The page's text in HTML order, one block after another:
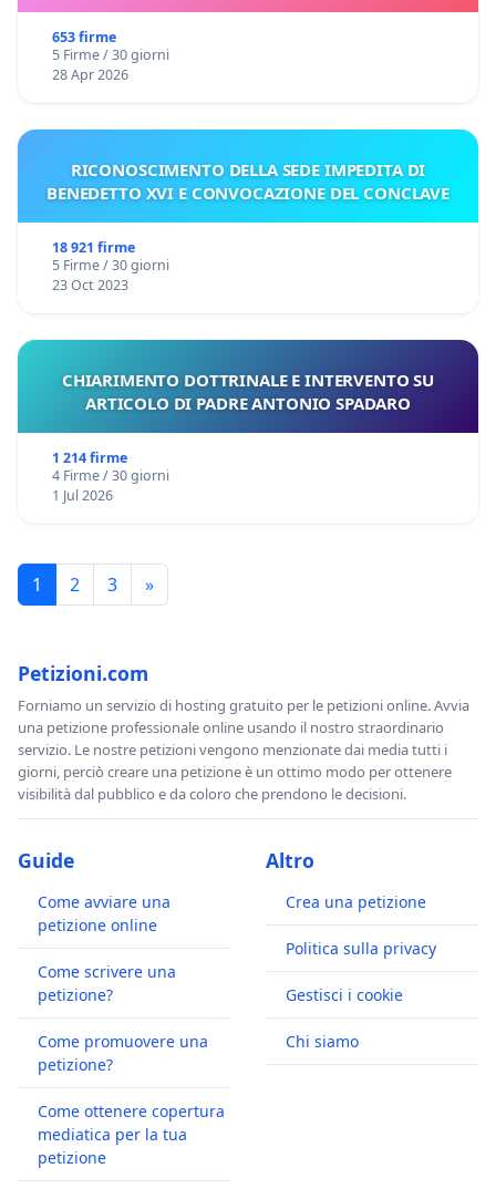
653 firme
5 Firme / 30 giorni
28 Apr 2026
RICONOSCIMENTO DELLA SEDE IMPEDITA DI
BENEDETTO XVI E CONVOCAZIONE DEL CONCLAVE
18 921 firme
5 Firme / 30 giorni
23 Oct 2023
CHIARIMENTO DOTTRINALE E INTERVENTO SU
ARTICOLO DI PADRE ANTONIO SPADARO
1 214 firme
4 Firme / 30 giorni
1 Jul 2026
1 2 3 »
Petizioni.com
Forniamo un servizio di hosting gratuito per le petizioni online. Avvia
una petizione professionale online usando il nostro straordinario
servizio. Le nostre petizioni vengono menzionate dai media tutti i
giorni, perciò creare una petizione è un ottimo modo per ottenere
visibilità dal pubblico e da coloro che prendono le decisioni.
Guide
Come avviare una
petizione online
Come scrivere una
petizione?
Come promuovere una
petizione?
Come ottenere copertura
mediatica per la tua
petizione
Altro
Crea una petizione
Politica sulla privacy
Gestisci i cookie
Chi siamo